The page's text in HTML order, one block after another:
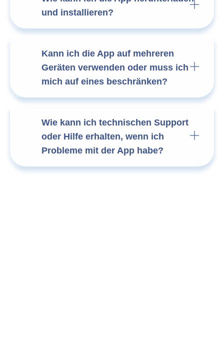
und installieren?
Kann ich die App auf mehreren
Geräten verwenden oder muss ich
mich auf eines beschränken?
Wie kann ich technischen Support
oder Hilfe erhalten, wenn ich
Probleme mit der App habe?